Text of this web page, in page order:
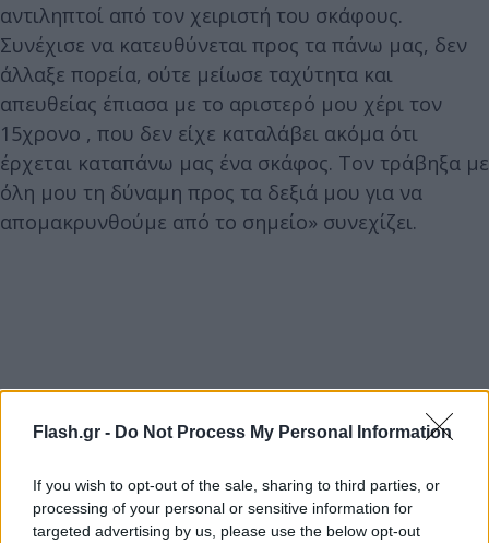
Flash.gr - Do Not Process My Personal Information
If you wish to opt-out of the sale, sharing to third parties, or
processing of your personal or sensitive information for
targeted advertising by us, please use the below opt-out
αντιληπτοί από τον χειριστή του σκάφους.
Συνέχισε να κατευθύνεται προς τα πάνω μας, δεν
άλλαξε πορεία, ούτε μείωσε ταχύτητα και
απευθείας έπιασα με το αριστερό μου χέρι τον
15χρονο , που δεν είχε καταλάβει ακόμα ότι
έρχεται καταπάνω μας ένα σκάφος. Τον τράβηξα με
όλη μου τη δύναμη προς τα δεξιά μου για να
απομακρυνθούμε από το σημείο» συνεχίζει.